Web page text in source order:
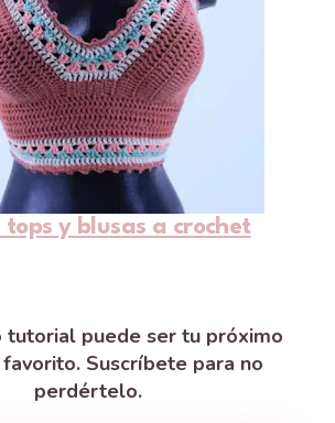
tops y blusas a crochet
tutorial puede ser tu próximo
Suscríbete para no
perdértelo.